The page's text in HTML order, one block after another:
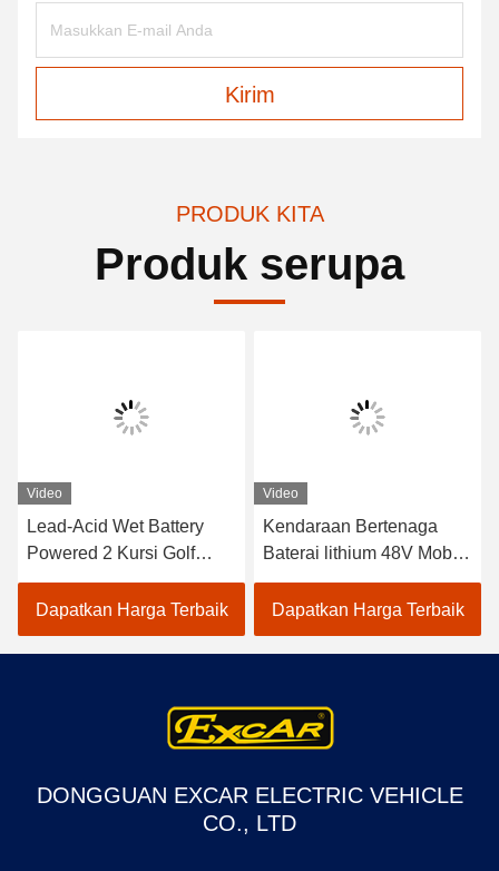
Kirim
PRODUK KITA
Produk serupa
Video
Lead-Acid Wet Battery
Powered 2 Kursi Golf
Carts / Electric Buggy Car
Golf
Dapatkan Harga Terbaik
Video
Kendaraan Bertenaga
Baterai lithium 48V Mobil
Golf Listrik EXCAR
A1S6+2 Putih
Dapatkan Harga Terbaik
DONGGUAN EXCAR ELECTRIC VEHICLE
CO., LTD